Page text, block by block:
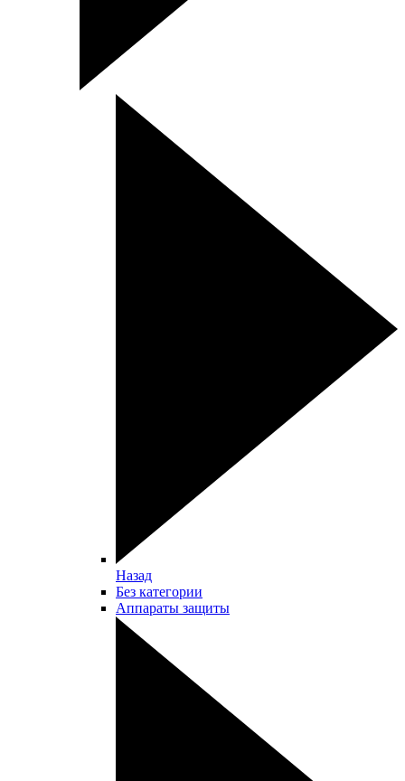
Назад
Без категории
Аппараты защиты